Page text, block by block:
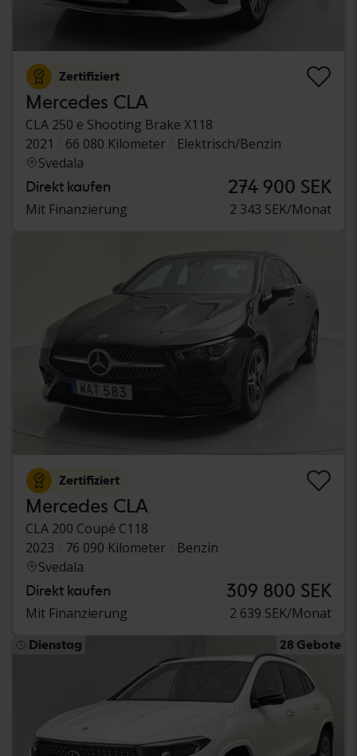
Zertifiziert
Mercedes CLA
CLA 250 e Shooting Brake X118
2021
66 080 Kilometer
Elektrisch/Benzin
Svedala
Direkt kaufen 274 900 SEK
Mit Finanzierung 2 343 SEK/Monat
Zertifiziert
Mercedes CLA
CLA 200 Coupé C118
2023
76 090 Kilometer
Benzin
Svedala
Direkt kaufen 309 800 SEK
Mit Finanzierung 2 639 SEK/Monat
Dienstag 28 Gebote